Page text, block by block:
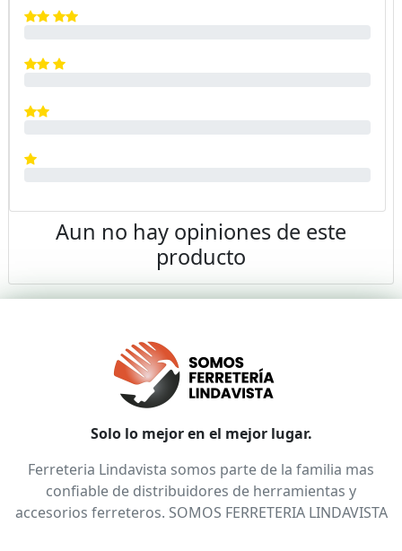
Aun no hay opiniones de este
producto
Solo lo mejor en el mejor lugar.
Ferreteria Lindavista somos parte de la familia mas
confiable de distribuidores de herramientas y
accesorios ferreteros. SOMOS FERRETERIA LINDAVISTA